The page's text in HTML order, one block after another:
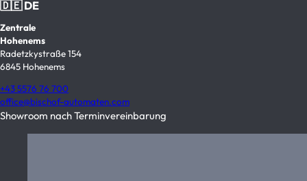
🇩🇪 DE
Zentrale
Hohenems
Radetzkystraße 154
6845 Hohenems
+43 5576 76 700
office@bischof-automaten.com
Showroom nach Terminvereinbarung